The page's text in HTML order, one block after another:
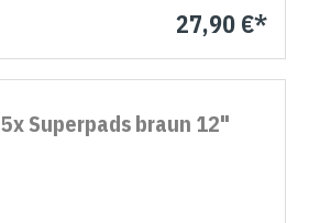
Die Pflegefilmsanierung ist damit
Härtegrad zwischen braun und grün
des blauen Pads noch stark genug
27,90 €*
5x Superpads braun 12"